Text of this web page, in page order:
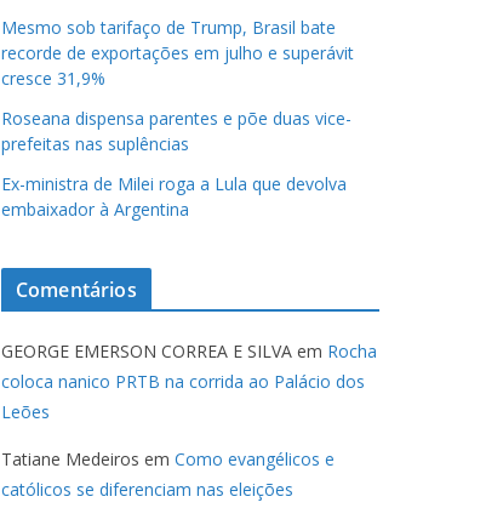
Mesmo sob tarifaço de Trump, Brasil bate
recorde de exportações em julho e superávit
cresce 31,9%
Roseana dispensa parentes e põe duas vice-
prefeitas nas suplências
Ex-ministra de Milei roga a Lula que devolva
embaixador à Argentina
Comentários
GEORGE EMERSON CORREA E SILVA em Rocha
coloca nanico PRTB na corrida ao Palácio dos
Leões
Tatiane Medeiros em Como evangélicos e
católicos se diferenciam nas eleições